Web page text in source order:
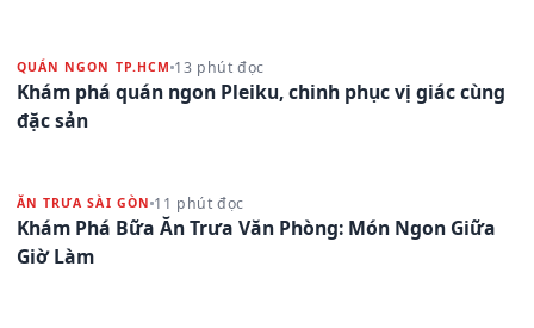
QUÁN NGON TP.HCM 13 phút đọc
Khám phá quán ngon Pleiku, chinh phục vị giác cùng
đặc sản
ĂN TRƯA SÀI GÒN 11 phút đọc
Khám Phá Bữa Ăn Trưa Văn Phòng: Món Ngon Giữa
Giờ Làm